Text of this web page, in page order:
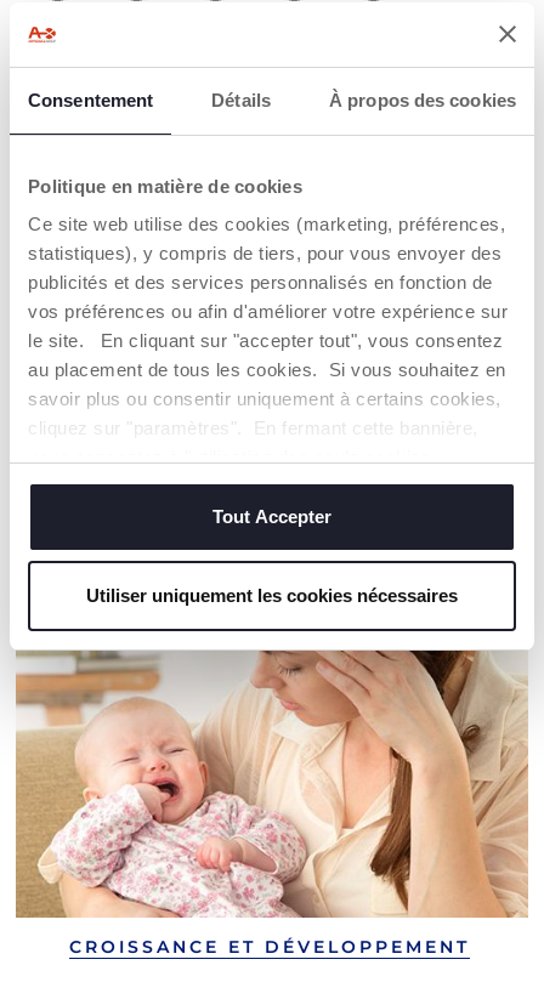
Consentement Détails À propos des cookies
Politique en matière de cookies
Ce site web utilise des cookies (marketing, préférences,
statistiques), y compris de tiers, pour vous envoyer des
publicités et des services personnalisés en fonction de
vos préférences ou afin d'améliorer votre expérience sur
le site. En cliquant sur "accepter tout", vous consentez
au placement de tous les cookies. Si vous souhaitez en
savoir plus ou consentir uniquement à certains cookies,
cliquez sur "paramètres". En fermant cette bannière,
techniques, qui sont essentiels au service demandé.
Tout Accepter
Utiliser uniquement les cookies nécessaires
voûte plantaire
Conçues en Semelle
DÉTAILS DU PRODUIT
AVERTISSEMENTS ET INSTRUCTIONS
Trouver un Revendeur
NOS RECOMMANDATIONS
CROISSANCE ET DÉVELOPPEMENT